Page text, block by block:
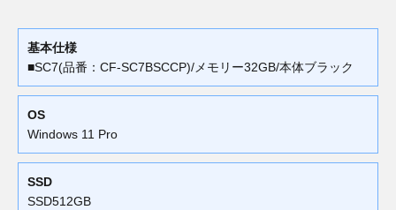
基本仕様
■SC7(品番：CF-SC7BSCCP)/メモリー32GB/本体ブラック
OS
Windows 11 Pro
SSD
SSD512GB